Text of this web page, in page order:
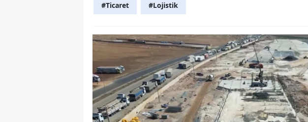
Artvin
Aydın
Balıkesir
Bilecik
Bingöl
#Ticaret #Lojistik